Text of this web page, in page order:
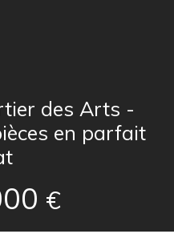
des Arts -
en parfait
€